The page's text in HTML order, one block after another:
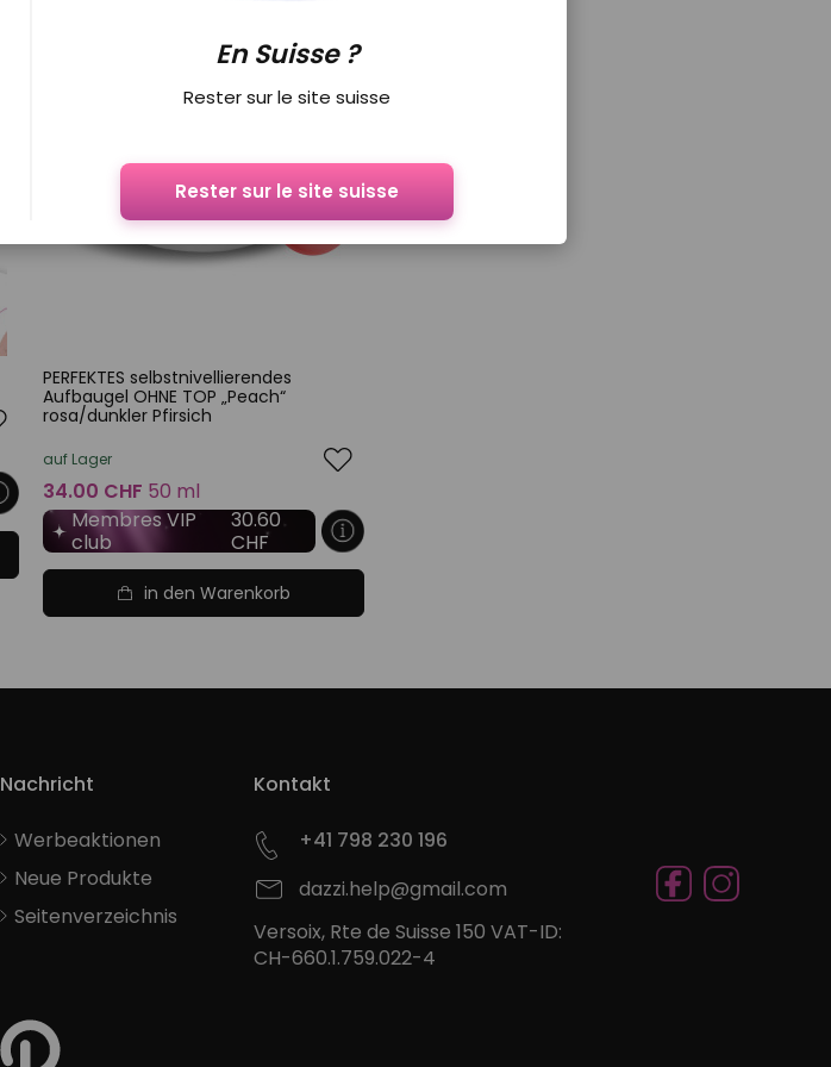
En Suisse ?
Rester sur le site suisse
Rester sur le site suisse
PERFEKTES selbstnivellierendes
Aufbaugel OHNE TOP „Peach“
rosa/dunkler Pfirsich
auf Lager
34.00 CHF 50 ml
Membres VIP
club
30.60
CHF
in den Warenkorb
Nachricht
Werbeaktionen
Neue Produkte
Seitenverzeichnis
Kontakt
+41 798 230 196
dazzi.help@gmail.com
Versoix, Rte de Suisse 150 VAT-ID:
CH-660.1.759.022-4